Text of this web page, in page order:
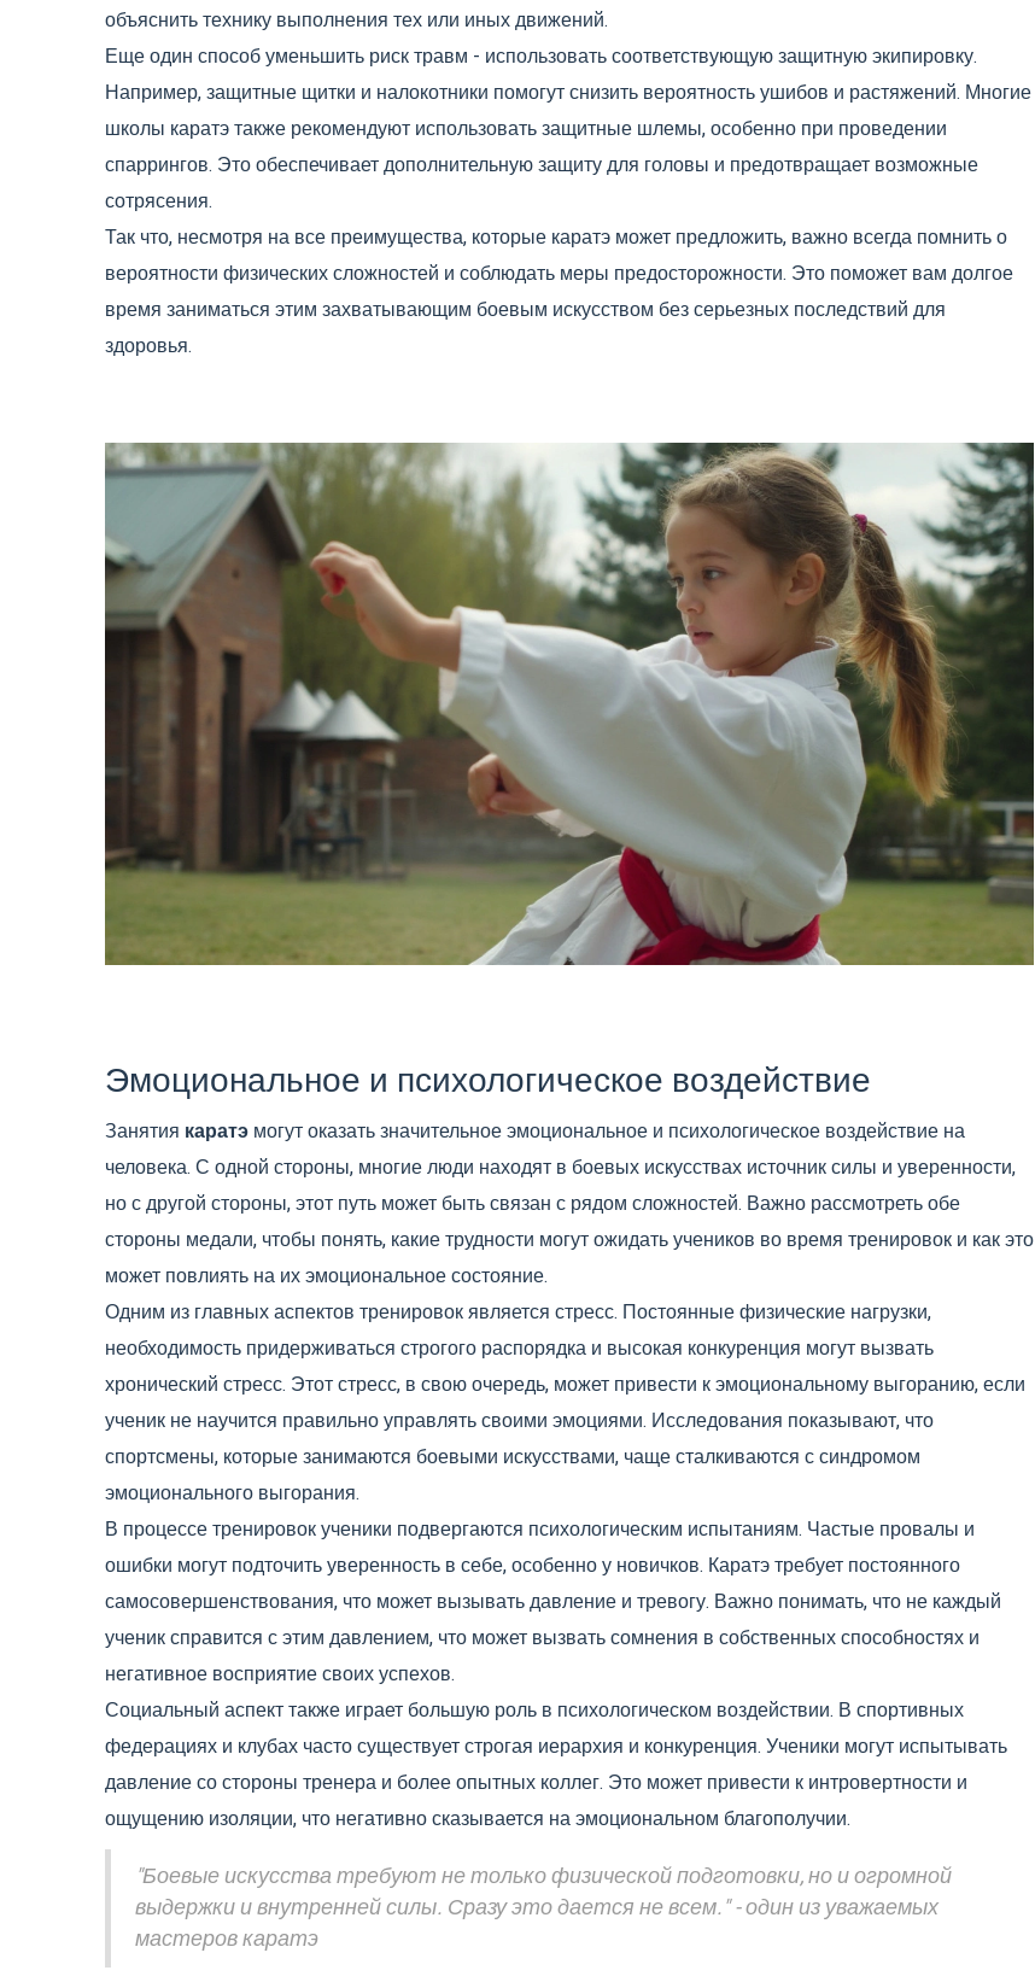
объяснить технику выполнения тех или иных движений.
Еще один способ уменьшить риск травм - использовать соответствующую защитную экипировку.
Например, защитные щитки и налокотники помогут снизить вероятность ушибов и растяжений. Многие
школы каратэ также рекомендуют использовать защитные шлемы, особенно при проведении
спаррингов. Это обеспечивает дополнительную защиту для головы и предотвращает возможные
сотрясения.
Так что, несмотря на все преимущества, которые каратэ может предложить, важно всегда помнить о
вероятности физических сложностей и соблюдать меры предосторожности. Это поможет вам долгое
время заниматься этим захватывающим боевым искусством без серьезных последствий для
здоровья.
Эмоциональное и психологическое воздействие
Занятия каратэ могут оказать значительное эмоциональное и психологическое воздействие на
человека. С одной стороны, многие люди находят в боевых искусствах источник силы и уверенности,
но с другой стороны, этот путь может быть связан с рядом сложностей. Важно рассмотреть обе
стороны медали, чтобы понять, какие трудности могут ожидать учеников во время тренировок и как это
может повлиять на их эмоциональное состояние.
Одним из главных аспектов тренировок является стресс. Постоянные физические нагрузки,
необходимость придерживаться строгого распорядка и высокая конкуренция могут вызвать
хронический стресс. Этот стресс, в свою очередь, может привести к эмоциональному выгоранию, если
ученик не научится правильно управлять своими эмоциями. Исследования показывают, что
спортсмены, которые занимаются боевыми искусствами, чаще сталкиваются с синдромом
эмоционального выгорания.
В процессе тренировок ученики подвергаются психологическим испытаниям. Частые провалы и
ошибки могут подточить уверенность в себе, особенно у новичков. Каратэ требует постоянного
самосовершенствования, что может вызывать давление и тревогу. Важно понимать, что не каждый
ученик справится с этим давлением, что может вызвать сомнения в собственных способностях и
негативное восприятие своих успехов.
Социальный аспект также играет большую роль в психологическом воздействии. В спортивных
федерациях и клубах часто существует строгая иерархия и конкуренция. Ученики могут испытывать
давление со стороны тренера и более опытных коллег. Это может привести к интровертности и
ощущению изоляции, что негативно сказывается на эмоциональном благополучии.
"Боевые искусства требуют не только физической подготовки, но и огромной
выдержки и внутренней силы. Сразу это дается не всем." - один из уважаемых
мастеров каратэ